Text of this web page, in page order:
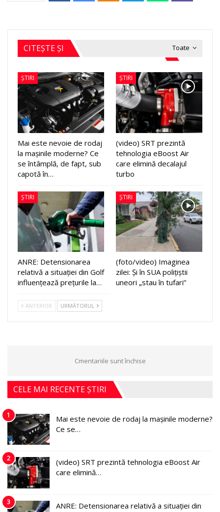
Toate
CITEȘTE ȘI
ȘTIRI
Mai este nevoie de rodaj
la mașinile moderne? Ce
se întâmplă, de fapt, sub
capotă în…
ȘTIRI
(video) SRT prezintă
tehnologia eBoost Air
care elimină decalajul
turbo
ȘTIRI
ANRE: Detensionarea
relativă a situației din Golf
influențează prețurile la…
ȘTIRI
(foto/video) Imaginea
zilei: Și în SUA polițiștii
uneori „stau în tufari”
ANTERIOR URMĂTORUL
Cmentariile sunt închise
CELE MAI RECENTE ȘTIRI
1
Mai este nevoie de rodaj la mașinile moderne?
Ce se…
2
(video) SRT prezintă tehnologia eBoost Air
care elimină…
3
ANRE: Detensionarea relativă a situației din